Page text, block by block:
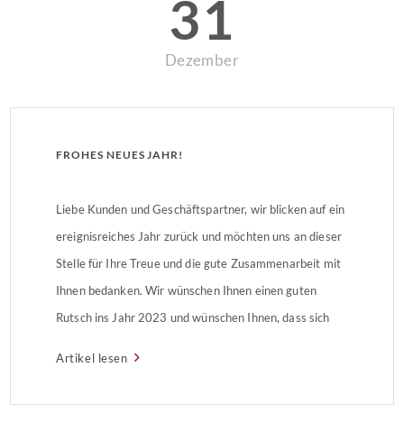
31
Dezember
FROHES NEUES JAHR!
Liebe Kunden und Geschäftspartner, wir blicken auf ein
ereignisreiches Jahr zurück und möchten uns an dieser
Stelle für Ihre Treue und die gute Zusammenarbeit mit
Ihnen bedanken. Wir wünschen Ihnen einen guten
Rutsch ins Jahr 2023 und wünschen Ihnen, dass sich
Artikel lesen